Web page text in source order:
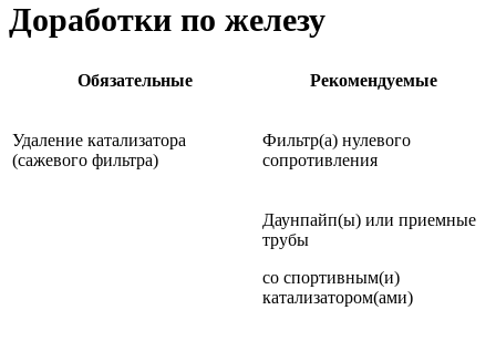
Доработки по железу
Обязательные Рекомендуемые
Удаление катализатора
(сажевого фильтра)
Фильтр(а) нулевого
сопротивления
Даунпайп(ы) или приемные
трубы
со спортивным(и)
катализатором(ами)